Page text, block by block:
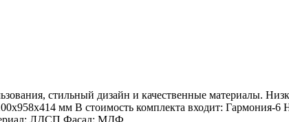
стильный дизайн и качественные материалы.
мм В стоимость комплекта входит:
ЛДСП Фасад: МДФ